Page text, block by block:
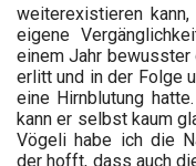
weiterexistieren
eigene
einem Jahr bewusster
erlitt und in der Folge
eine Hirnblutung
kann er selbst kaum
Vögeli habe ich die
der hofft, dass auch